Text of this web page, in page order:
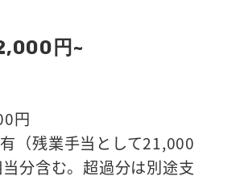
円~
円
（残業手当として21,000
分含む。超過分は別途支